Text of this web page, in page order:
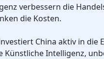
verbessern die
die Kosten.
China aktiv in die
Künstliche Intelligenz,